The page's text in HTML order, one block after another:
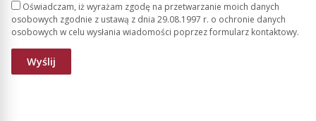
Oświadczam, iż wyrażam zgodę na przetwarzanie moich danych
osobowych zgodnie z ustawą z dnia 29.08.1997 r. o ochronie danych
osobowych w celu wysłania wiadomości poprzez formularz kontaktowy.